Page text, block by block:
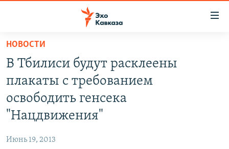
Вернуться
основному
содержанию
Вернутся
главной
Вернутся
НОВОСТИ
СУХУМИ
ЦХИНВАЛИ
НОВОСТИ
В Тбилиси будут расклеены
плакаты с требованием
освободить генсека
"Нацдвижения"
Июнь 19, 2013